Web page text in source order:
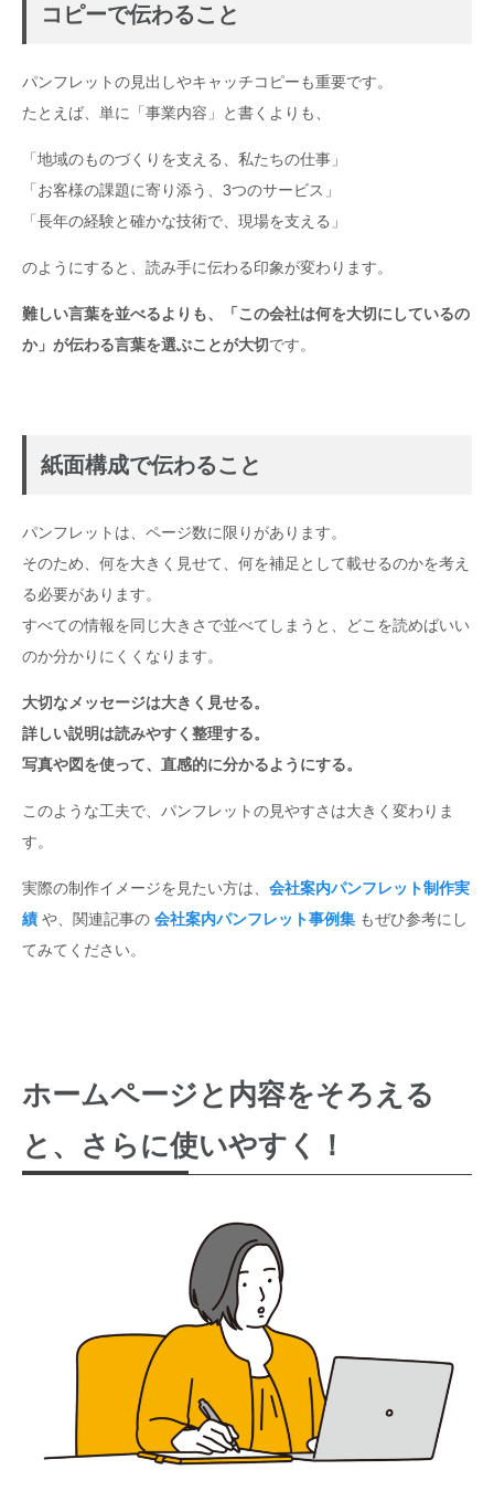
コピーで伝わること
パンフレットの見出しやキャッチコピーも重要です。
たとえば、単に「事業内容」と書くよりも、
「地域のものづくりを支える、私たちの仕事」
「お客様の課題に寄り添う、3つのサービス」
「長年の経験と確かな技術で、現場を支える」
のようにすると、読み手に伝わる印象が変わります。
難しい言葉を並べるよりも、「この会社は何を大切にしているの
か」が伝わる言葉を選ぶことが大切です。
紙面構成で伝わること
パンフレットは、ページ数に限りがあります。
そのため、何を大きく見せて、何を補足として載せるのかを考え
る必要があります。
すべての情報を同じ大きさで並べてしまうと、どこを読めばいい
のか分かりにくくなります。
大切なメッセージは大きく見せる。
詳しい説明は読みやすく整理する。
写真や図を使って、直感的に分かるようにする。
このような工夫で、パンフレットの見やすさは大きく変わりま
す。
実際の制作イメージを見たい方は、 会社案内パンフレット制作実
績 や、関連記事の 会社案内パンフレット事例集 もぜひ参考にし
てみてください。
ホームページと内容をそろえる
と、さらに使いやすく！